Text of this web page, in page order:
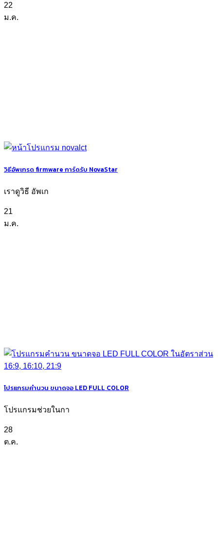
22
ม.ค.
วิธีอัพเกรด firmware การ์ดรับ NovaStar
เราดูวิธี อัพเก
21
ม.ค.
โปรแกรมคำนวน ขนาดจอ LED FULL COLOR
โปรแกรมช่วยในกา
28
ต.ค.